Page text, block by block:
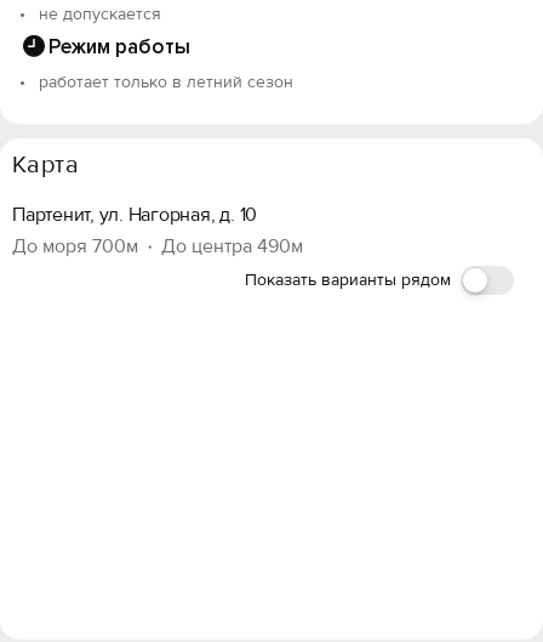
не допускается
Режим работы
работает только в летний сезон
Карта
Партенит, ул. Нагорная, д. 10
До моря 700м
До центра 490м
Показать варианты рядом